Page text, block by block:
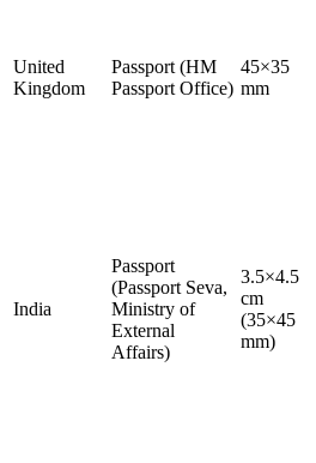
United
Kingdom
Passport (HM
Passport Office)
45×35
mm
India
Passport
(Passport Seva,
Ministry of
External
Affairs)
3.5×4.5
cm
(35×45
mm)